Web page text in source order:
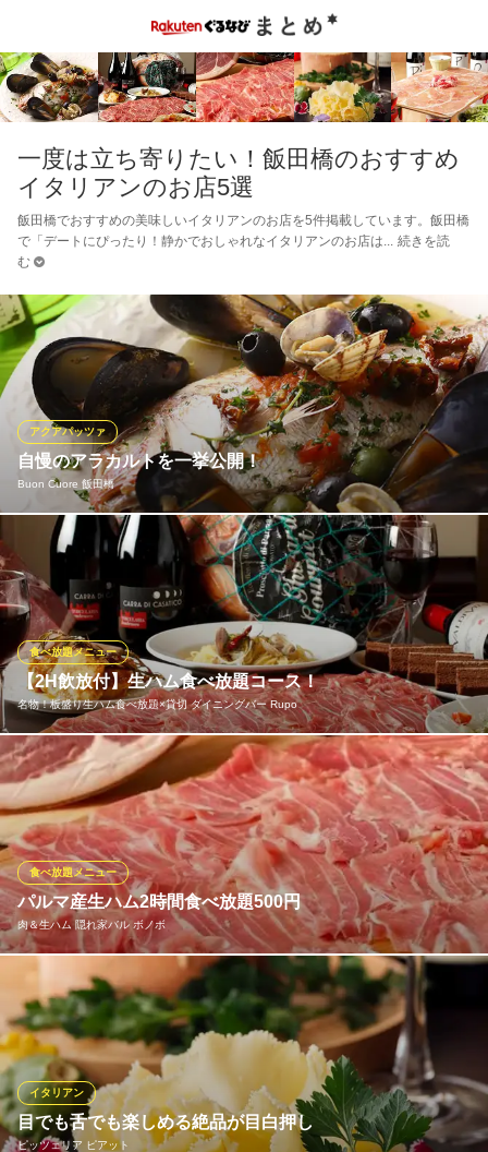
一度は立ち寄りたい！飯田橋のおすすめ
イタリアンのお店5選
飯田橋でおすすめの美味しいイタリアンのお店を5件掲載しています。飯田橋
で「デートにぴったり！静かでおしゃれなイタリアンのお店は
続きを読
む
自慢のアラカルトを一挙公開！
Buon Cuore 飯田橋
アクアパッツァ
豊洲から毎日仕入れる新鮮魚介を楽しむならスープの旨味が凝縮
したアクアパッツァが特におすすめです！真鯛、チダイ、ホウボ
ウ、メバルなどシェフが旬な素材を見極め厳選仕入れ。カガミダ
イなどの珍しくて美味しい魚が登場することも。
Buon Cuore 飯田橋
イタリアンバル
ＪＲ総武線飯田橋駅A4出口 徒歩2分
東京都千代田区飯田橋4-7-8 第二山商ビルB1
【2H飲放付】生ハム食べ放題コース！
名物！板盛り生ハム食べ放題×貸切 ダイニングバー Rupo
食べ放題メニュー
人気のスペイン産生ハムがなんと食べ放題♪ 他にもカプレーゼや
タンドリーチキン、定番のポテトやピザに、種類豊富な2時間飲み
放題が付いて5,000円。飲み放題メニューはなんと100種類越え！
飯田橋駅からすぐの好立地◎会社宴会・パーティー・結婚式の二
次会など様々なシーンに合わせてご利用ください！
名物！板盛り生ハム食べ放題×貸切 ダイニングバー Rupo
絶品生ハムと大人数宴会
地下鉄飯田橋駅A5番出口 徒歩1分
東京都千代田区飯田橋3-3-11 ばんらいビル1F
パルマ産生ハム2時間食べ放題500円
肉＆生ハム 隠れ家バル ボノボ
食べ放題メニュー
当店自慢の生ハムが食べ放題１２０分500円！！この機会に生ハム
を思いっきり食べちゃってください！柔らかく香り高いフレッシ
ュな味わいをお楽しみいただけます。他の生ハムとの違いをぜひ
一度味わってみてください。当店こだわりのワインをはじめ充実
したドリンクのラインナップをご用意しております。
肉＆生ハム 隠れ家バル ボノボ
目でも舌でも楽しめる絶品が目白押し
ピッツェリア ピアット
イタリアン